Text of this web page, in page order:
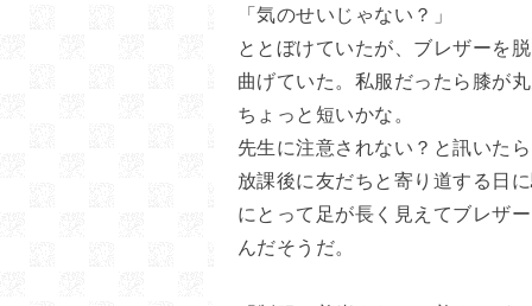
「気のせいじゃない？」
ととぼけていたが、ブレザーを
曲げていた。私服だったら膝が
ちょっと短いかな。
先生に注意されない？と訊いた
放課後に友だちと寄り道する日
にとって足が長く見えてブレザ
んだそうだ。